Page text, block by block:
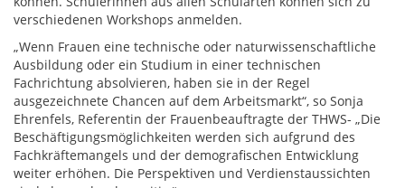
verschiedenen Workshops anmelden.
„Wenn Frauen eine technische oder naturwissenschaftliche
Ausbildung oder ein Studium in einer technischen
Fachrichtung absolvieren, haben sie in der Regel
ausgezeichnete Chancen auf dem Arbeitsmarkt“, so Sonja
Ehrenfels, Referentin der Frauenbeauftragte der THWS- „Die
Beschäftigungsmöglichkeiten werden sich aufgrund des
Fachkräftemangels und der demografischen Entwicklung
weiter erhöhen. Die Perspektiven und Verdienstaussichten